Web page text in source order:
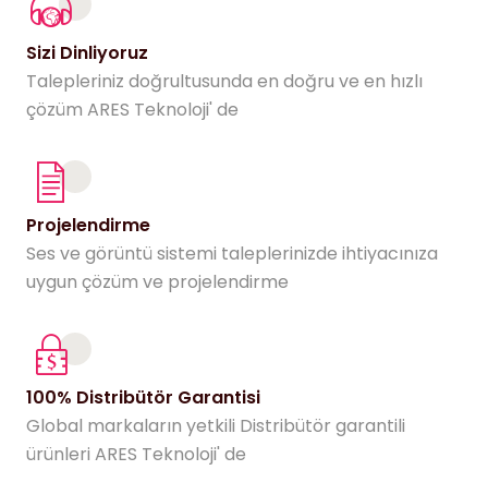
Sizi Dinliyoruz
Talepleriniz doğrultusunda en doğru ve en hızlı
çözüm ARES Teknoloji' de
Projelendirme
Ses ve görüntü sistemi taleplerinizde ihtiyacınıza
uygun çözüm ve projelendirme
100% Distribütör Garantisi
Global markaların yetkili Distribütör garantili
ürünleri ARES Teknoloji' de